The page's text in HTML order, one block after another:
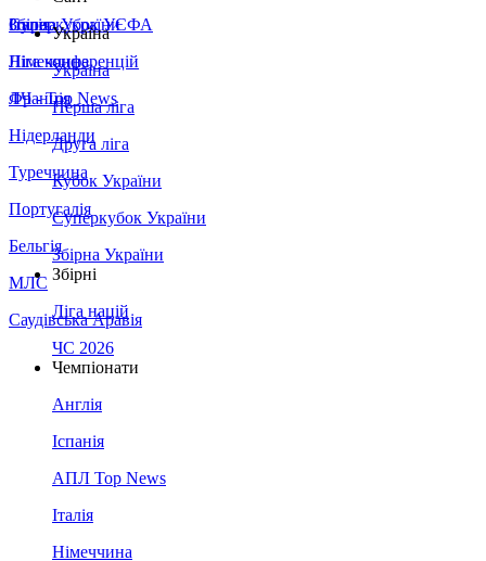
Збірна України
Італія
Німеччина
Франція
Нідерланди
Туреччина
Португалія
Бельгія
МЛС
Саудівська Аравія
Суперкубок УЄФА
Ліга конференцій
ЛЧ - Top News
Україна
Україна
Перша ліга
Друга ліга
Кубок України
Суперкубок України
Збірна України
Збірні
Ліга націй
ЧС 2026
Чемпіонати
Англія
Іспанія
АПЛ Top News
Італія
Німеччина